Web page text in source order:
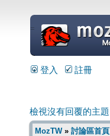
=
登入 註冊
檢視沒有回覆的主題
MozTW» 討論區首頁